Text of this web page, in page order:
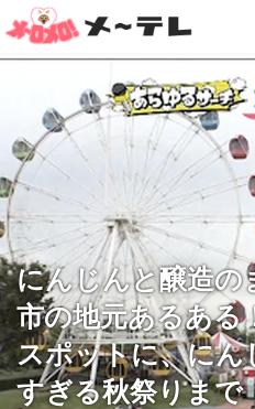
にんじんと醸造の
市の地元あるある
スポットに、にん
すぎる秋祭りまで